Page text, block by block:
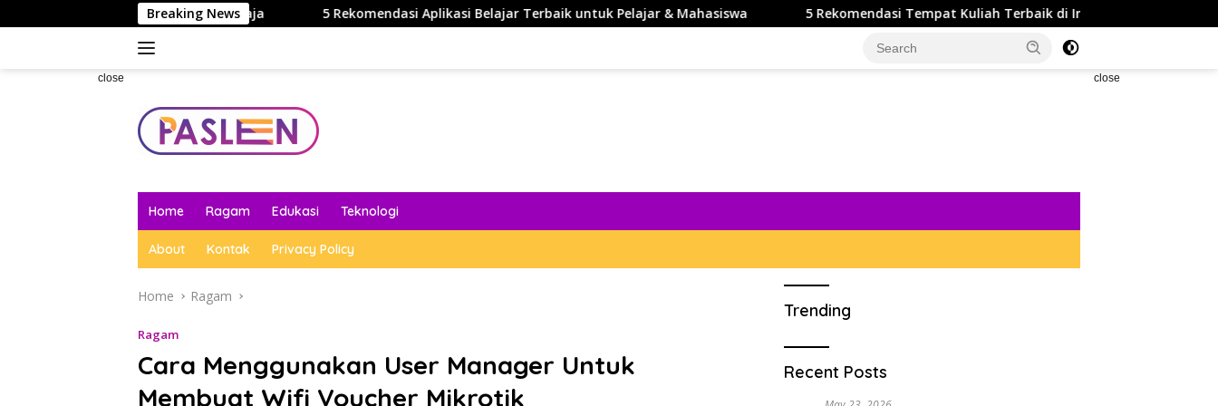
to
Breaking News
yang Lebih Efisien Saja 5 Rekomendasi Aplikasi Belajar Terbaik untuk Pelajar & Mahasiswa 5 Rekomendasi Tempat Kuliah Terbaik di Indonesia dan Tips Agar Bisa
close close
Home Ragam Edukasi Teknologi
About Kontak Privacy Policy
Home Ragam
Ragam
Cara Menggunakan User Manager Untuk
Membuat Wifi Voucher Mikrotik
Trending
Recent Posts